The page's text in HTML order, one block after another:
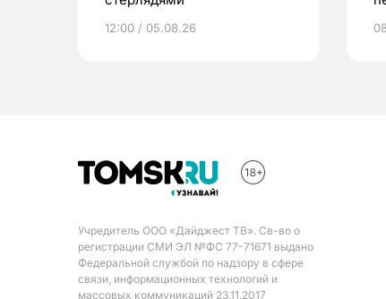
12:00 / 05.08.26
Учредитель ООО «Дайджест ТВ». Св-во о
регистрации СМИ ЭЛ №ФС 77-71671 выдано
Федеральной службой по надзору в сфере
связи, информационных технологий и
массовых коммуникаций 23.11.2017